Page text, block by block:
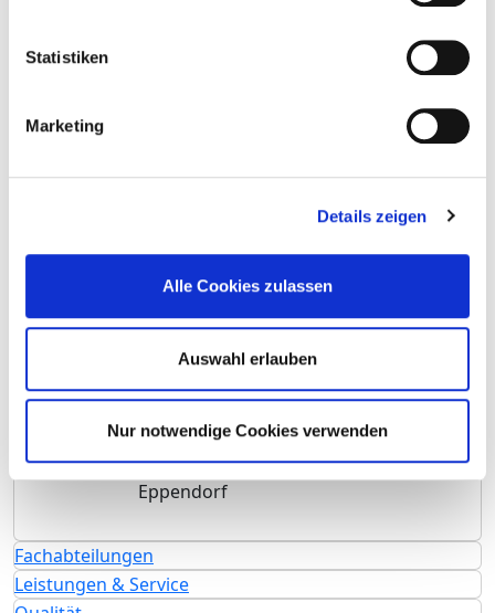
Statistiken
Marketing
Details zeigen
Alle Cookies zulassen
Auswahl erlauben
Nur notwendige Cookies verwenden
https://www.pk.lueneburg.de/
Basis-Infos
Anzahl Betten: 372
Ambulante Fallzahl: 4.960
Lüneburg gemeinnützige GmbH
Art des Trägers: öffentlich
Akademisches Lehrkrankenhaus
Universitätsklinikum Hamburg-
Eppendorf
Fachabteilungen
Leistungen & Service